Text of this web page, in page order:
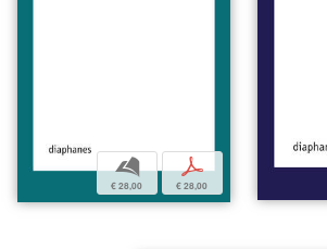
b
€ 28,00
p
€ 28,00